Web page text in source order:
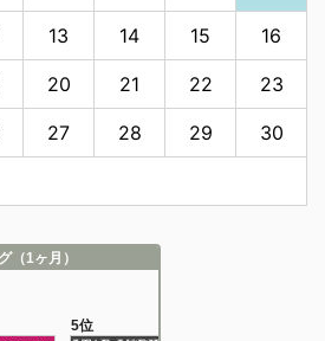
13 14 15 16
20 21 22 23
27 28 29 30